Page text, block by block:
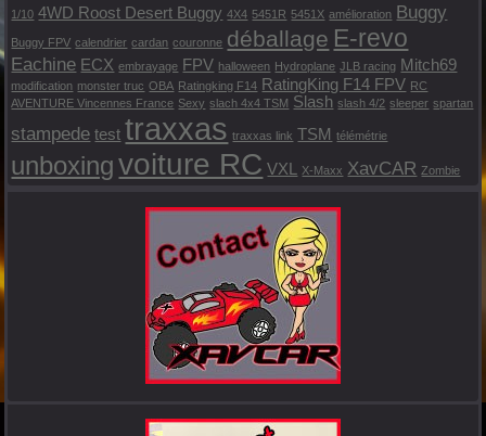
1/10 4WD Roost Desert Buggy 4X4 5451R 5451X amélioration Buggy
Buggy FPV calendrier cardan couronne déballage E-revo
Eachine ECX embrayage FPV halloween Hydroplane JLB racing Mitch69
modification monster truc OBA Ratingking F14 RatingKing F14 FPV RC
AVENTURE Vincennes France Sexy slach 4x4 TSM Slash slash 4/2 sleeper spartan
stampede test traxxas traxxas link TSM télémétrie
unboxing voiture RC VXL X-Maxx XavCAR Zombie